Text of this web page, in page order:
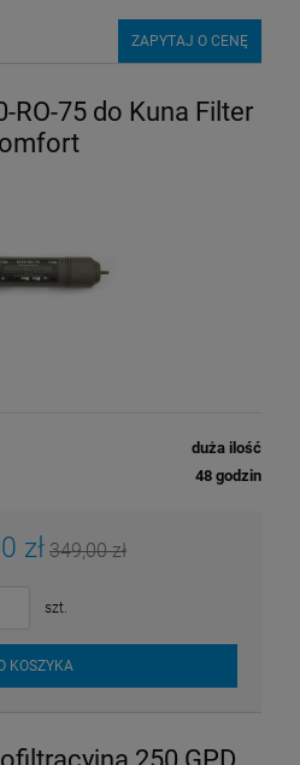
ZAPYTAJ O CENĘ
RO-75 do Kuna Filter
duża ilość
48 godzin
zł 349,00 zł
szt.
KOSZYKA